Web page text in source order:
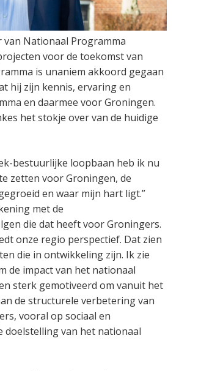
van Nationaal Programma
voor de toekomst van
is unaniem akkoord gegaan
hij zijn kennis, ervaring en
en daarmee voor Groningen.
het stokje over van de huidige
bestuurlijke loopbaan heb ik nu
zetten voor Groningen, de
en waar mijn hart ligt.”
met de
die dat heeft voor Groningers.
onze regio perspectief. Dat zien
die in ontwikkeling zijn. Ik zie
de impact van het nationaal
sterk gemotiveerd om vanuit het
de structurele verbetering van
vooral op sociaal en
doelstelling van het nationaal